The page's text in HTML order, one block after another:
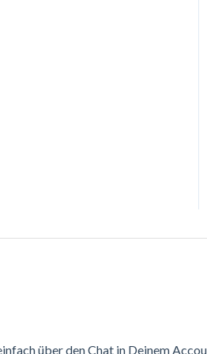
über den Chat in Deinem